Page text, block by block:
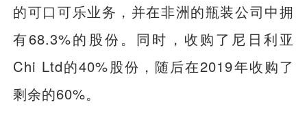
的可口可乐业务，并在非洲的瓶装公司中拥
有68.3%的股份。同时，收购了尼日利亚
Chi Ltd的40%股份，随后在2019年收购了
剩余的60%。